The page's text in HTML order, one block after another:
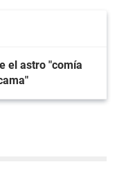
el astro "comía